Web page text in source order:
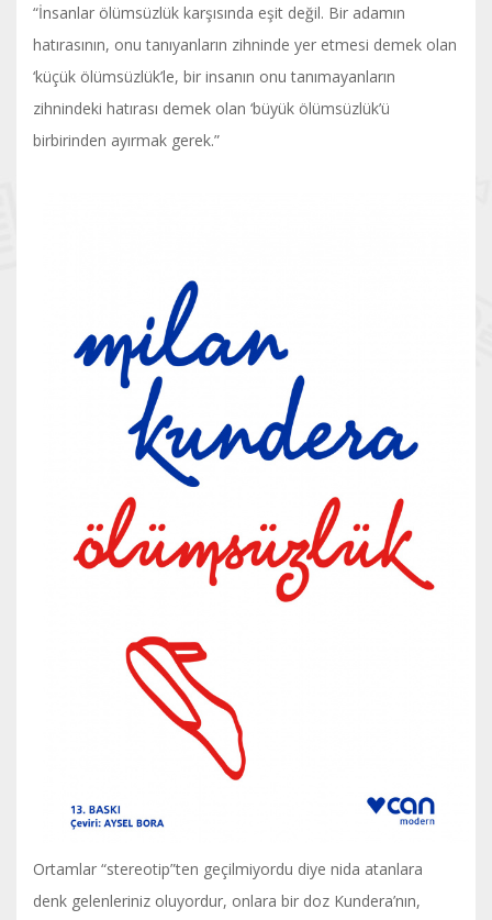
“İnsanlar ölümsüzlük karşısında eşit değil. Bir adamın
hatırasının, onu tanıyanların zihninde yer etmesi demek olan
‘küçük ölümsüzlük’le, bir insanın onu tanımayanların
zihnindeki hatırası demek olan ‘büyük ölümsüzlük’ü
birbirinden ayırmak gerek.”
Ortamlar “stereotip”ten geçilmiyordu diye nida atanlara
denk gelenleriniz oluyordur, onlara bir doz Kundera’nın,